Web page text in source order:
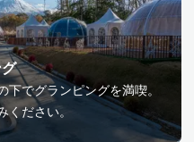
でグランピングを満喫。
ください。